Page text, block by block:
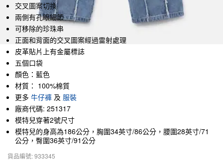
交叉圖案切換
兩側有孔眼細節
可移除的珍珠串
正面和背面的交叉圖案經過雷射處理
皮革貼片上有金屬標誌
五個口袋
顏色：藍色
材質： 100%棉質
更多 牛仔褲 及 服裝
廠商代碼: 251317
模特兒穿著2號尺寸
模特兒的身高為186公分，胸圍34英寸/86公分，腰圍28英寸/71
公分，臀圍36英寸/91公分
貨品編號: 933345